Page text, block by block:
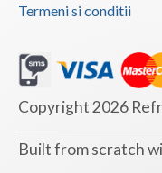
Interventie
Interventie
Interventie
Interventie
Termeni si conditii
Copyright 2026
Built from scratch